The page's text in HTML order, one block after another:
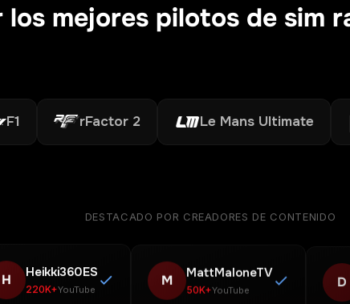
los mejores pilotos de sim
rFactor 2 Le Mans Ultimate
DESTACADO POR CREADORES DE CONTENIDO
H Heikki360ES
220K+YouTube
M MattMaloneTV
50K+YouTube
D